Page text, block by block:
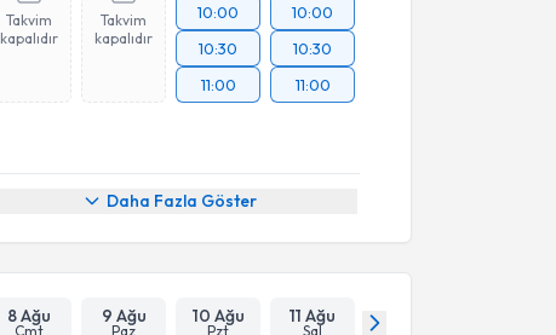
Takvim
kapalıdır
Takvim
kapalıdır
10:00
10:30
11:00
10:00
10:30
11:00
Daha Fazla Göster
8 Ağu
Cmt
9 Ağu
Paz
10 Ağu
Pzt
11 Ağu
Sal